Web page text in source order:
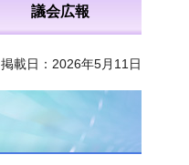
議会広報
掲載日：2026年5月11日